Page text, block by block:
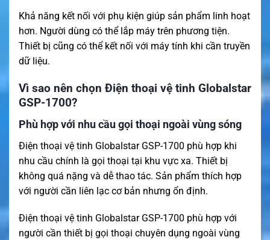
Khả năng kết nối với phụ kiện giúp sản phẩm linh hoạt
hơn. Người dùng có thể lắp máy trên phương tiện.
Thiết bị cũng có thể kết nối với máy tính khi cần truyền
dữ liệu.
Vì sao nên chọn Điện thoại vệ tinh Globalstar
GSP-1700?
Phù hợp với nhu cầu gọi thoại ngoài vùng sóng
Điện thoại vệ tinh Globalstar GSP-1700 phù hợp khi
nhu cầu chính là gọi thoại tại khu vực xa. Thiết bị
không quá nặng và dễ thao tác. Sản phẩm thích hợp
với người cần liên lạc cơ bản nhưng ổn định.
Điện thoại vệ tinh Globalstar GSP-1700 phù hợp với
người cần thiết bị gọi thoại chuyên dụng ngoài vùng